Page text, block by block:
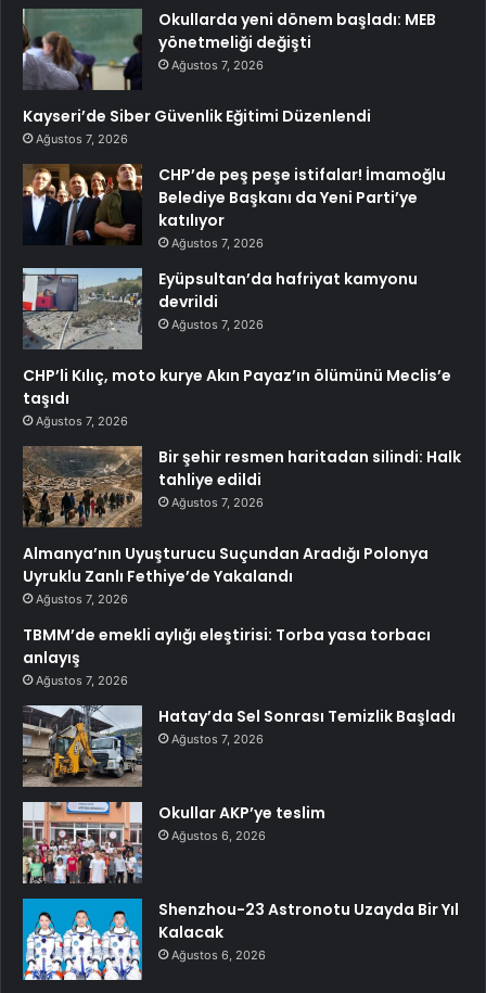
Okullarda yeni dönem başladı: MEB
yönetmeliği değişti
Ağustos 7, 2026
Kayseri’de Siber Güvenlik Eğitimi Düzenlendi
Ağustos 7, 2026
CHP’de peş peşe istifalar! İmamoğlu
Belediye Başkanı da Yeni Parti’ye
katılıyor
Ağustos 7, 2026
Eyüpsultan’da hafriyat kamyonu
devrildi
Ağustos 7, 2026
CHP’li Kılıç, moto kurye Akın Payaz’ın ölümünü Meclis’e
taşıdı
Ağustos 7, 2026
Bir şehir resmen haritadan silindi: Halk
tahliye edildi
Ağustos 7, 2026
Almanya’nın Uyuşturucu Suçundan Aradığı Polonya
Uyruklu Zanlı Fethiye’de Yakalandı
Ağustos 7, 2026
TBMM’de emekli aylığı eleştirisi: Torba yasa torbacı
anlayış
Ağustos 7, 2026
Hatay’da Sel Sonrası Temizlik Başladı
Ağustos 7, 2026
Okullar AKP’ye teslim
Ağustos 6, 2026
Shenzhou-23 Astronotu Uzayda Bir Yıl
Kalacak
Ağustos 6, 2026